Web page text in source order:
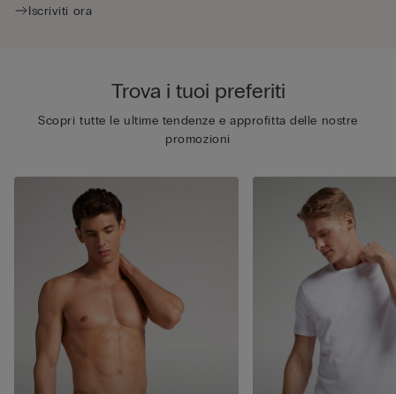
Iscriviti ora
Trova i tuoi preferiti
Scopri tutte le ultime tendenze e approfitta delle nostre
promozioni